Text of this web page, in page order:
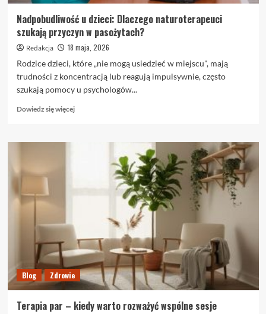
Nadpobudliwość u dzieci: Dlaczego naturoterapeuci
szukają przyczyn w pasożytach?
Redakcja
18 maja, 2026
Rodzice dzieci, które „nie mogą usiedzieć w miejscu", mają
trudności z koncentracją lub reagują impulsywnie, często
szukają pomocy u psychologów...
Dowiedz się więcejDowiedz
Nadpobudliwość
naturoterapeuci
w
pasożytach?
Blog Zdrowie
Terapia par – kiedy warto rozważyć wspólne sesje